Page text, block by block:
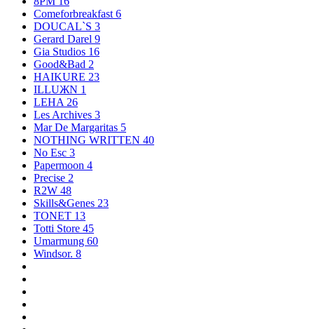
Comeforbreakfast 6
DOUCAL`S 3
Gerard Darel 9
Gia Studios 16
Good&Bad 2
HAIKURE 23
ILLUЖN 1
LEHA 26
Les Archives 3
Mar De Margaritas 5
NOTHING WRITTEN 40
No Esc 3
Papermoon 4
Precise 2
R2W 48
Skills&Genes 23
TONET 13
Totti Store 45
Umarmung 60
Windsor. 8